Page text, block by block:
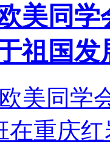
美同
祖国发
美同学
在重庆